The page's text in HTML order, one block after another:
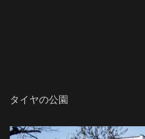
タイヤの公園